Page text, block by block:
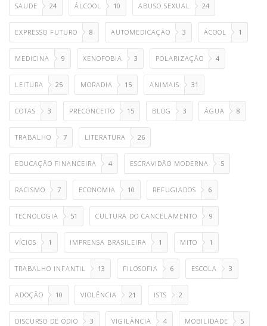
SAUDE 24 ÁLCOOL 10 ABUSO SEXUAL 24
EXPRESSO FUTURO 8 AUTOMEDICAÇÃO 3 ÁCOOL 1
MEDICINA 9 XENOFOBIA 3 POLARIZAÇÃO 4
LEITURA 25 MORADIA 15 ANIMAIS 31
COTAS 3 PRECONCEITO 15 BLOG 3 ÁGUA 8
TRABALHO 7 LITERATURA 26
EDUCAÇÃO FINANCEIRA 4 ESCRAVIDÃO MODERNA 5
RACISMO 7 ECONOMIA 10 REFUGIADOS 6
TECNOLOGIA 51 CULTURA DO CANCELAMENTO 9
VÍCIOS 1 IMPRENSA BRASILEIRA 1 MITO 1
TRABALHO INFANTIL 13 FILOSOFIA 6 ESCOLA 3
ADOÇÃO 10 VIOLÊNCIA 21 ISTS 2
DISCURSO DE ÓDIO 3 VIGILÂNCIA 4 MOBILIDADE 5